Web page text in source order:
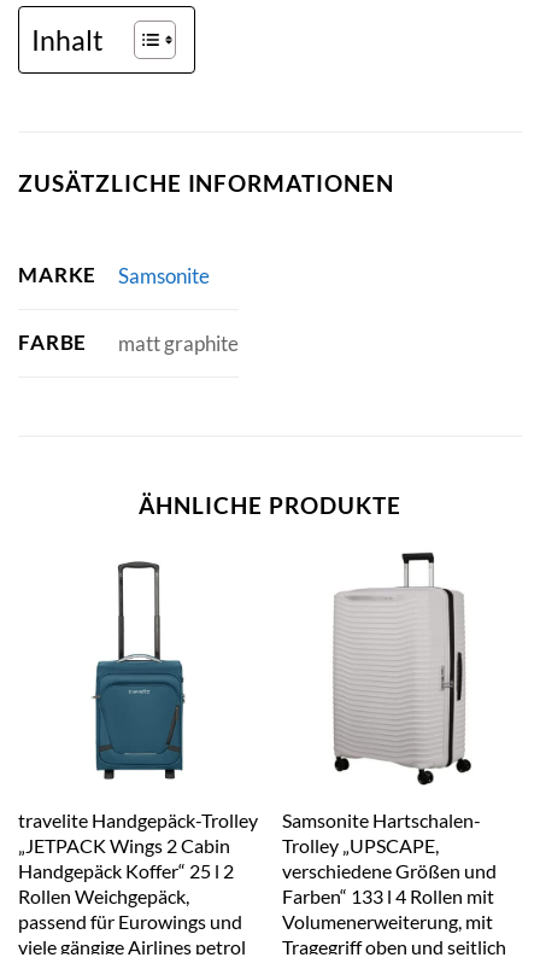
Inhalt
ZUSÄTZLICHE INFORMATIONEN
MARKE Samsonite
FARBE matt graphite
ÄHNLICHE PRODUKTE
travelite Handgepäck-Trolley
„JETPACK Wings 2 Cabin
Handgepäck Koffer“ 25 l 2
Rollen Weichgepäck,
passend für Eurowings und
viele gängige Airlines petrol
Samsonite Hartschalen-
Trolley „UPSCAPE,
verschiedene Größen und
Farben“ 133 l 4 Rollen mit
Volumenerweiterung, mit
Tragegriff oben und seitlich